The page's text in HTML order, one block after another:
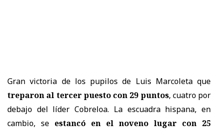
Gran victoria de los pupilos de Luis Marcoleta que
treparon al tercer puesto con 29 puntos, cuatro por
debajo del líder Cobreloa. La escuadra hispana, en
cambio, se estancó en el noveno lugar con 25